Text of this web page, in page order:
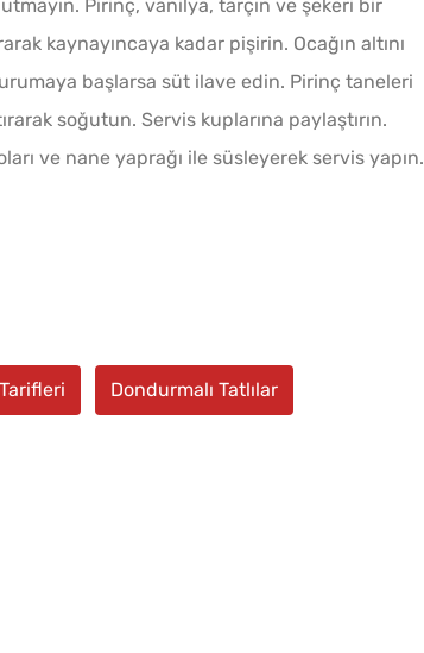
Pirinç, vanilya, tarçın ve şekeri bir
kaynayıncaya kadar pişirin. Ocağın altını
başlarsa süt ilave edin. Pirinç taneleri
soğutun. Servis kuplarına paylaştırın.
ve nane yaprağı ile süsleyerek servis yapın.
Dondurmalı Tatlılar